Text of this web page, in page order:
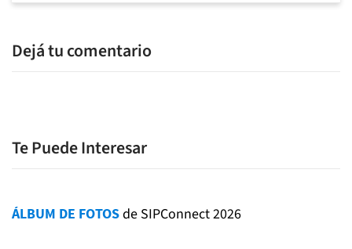
Dejá tu comentario
Te Puede Interesar
ÁLBUM DE FOTOSde SIPConnect 2026